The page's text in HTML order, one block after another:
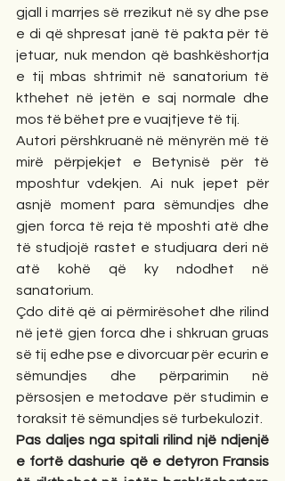
gjall i marrjes së rrezikut në sy dhe pse
e di që shpresat janë të pakta për të
jetuar, nuk mendon që bashkëshortja
e tij mbas shtrimit në sanatorium të
kthehet në jetën e saj normale dhe
mos të bëhet pre e vuajtjeve të tij.
Autori përshkruanë në mënyrën më të
mirë përpjekjet e Betynisë për të
mposhtur vdekjen. Ai nuk jepet për
asnjë moment para sëmundjes dhe
gjen forca të reja të mposhti atë dhe
të studjojë rastet e studjuara deri në
atë kohë që ky ndodhet në
sanatorium.
Çdo ditë që ai përmirësohet dhe rilind
në jetë gjen forca dhe i shkruan gruas
së tij edhe pse e divorcuar për ecurin e
sëmundjes dhe përparimin në
përsosjen e metodave për studimin e
toraksit të sëmundjes së turbekulozit.
Pas daljes nga spitali rilind një ndjenjë
e fortë dashurie që e detyron Fransis